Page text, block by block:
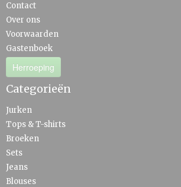
Contact
Over ons
Voorwaarden
Gastenboek
Herroeping
Categorieën
Jurken
Tops & T-shirts
Broeken
Sets
Jeans
Blouses